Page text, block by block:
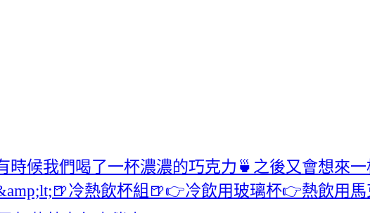
時候我們喝了一杯濃濃的巧克力🍵之後又會想來
冷熱飲杯組🍺👉冷飲用玻璃杯👉熱飲用